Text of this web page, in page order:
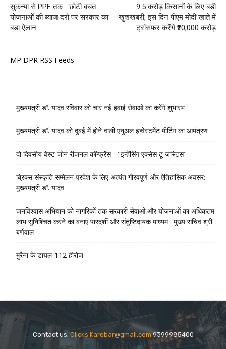
सुकन्या से PPF तक… छोटी बचत
योजनाओं की ब्याज दरों पर सरकार का
बड़ा ऐलान
9.5 करोड़ किसानों के लिए बड़ी
खुशखबरी, इस दिन पीएम मोदी खाते में
ट्रांसफर करेंगे ₹20,000 करोड़
MP DPR RSS Feeds
मुख्यमंत्री डॉ. यादव रविवार को चार नई हवाई सेवाओं का करेंगे शुभारंभ
मुख्यमंत्री डॉ. यादव को दुबई में होने वाली एनुअल इन्वेस्टमेंट मीटिंग का आमंत्रण
दो दिवसीय वेस्ट जोन रीजनल कॉन्फ्रेंस - "इन्हेंसिंग एक्सेस टू जस्टिस"
ब्रिक्स संस्कृति सम्मेलन प्रदेश के लिए अत्यंत गौरवपूर्ण और ऐतिहासिक अवसर:
मुख्यमंत्री डॉ. यादव
जनविश्वास अभियान को नागरिकों तक सरकारी सेवाओं और योजनाओं का अधिकतम
लाभ सुनिश्चित करने का बनाएं पारदर्शी और संतुष्टिदायक माध्यम : मुख्य सचिव श्री
बर्णवाल
मुरैना के डायल-112 हीरोज
Contact us: Clicks Karobar@gmail.com9399985400